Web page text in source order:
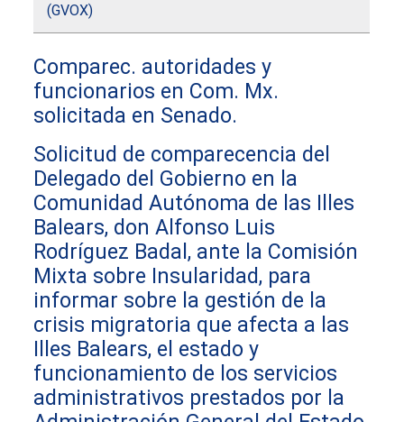
(GVOX)
Comparec. autoridades y
funcionarios en Com. Mx.
solicitada en Senado.
Solicitud de comparecencia del
Delegado del Gobierno en la
Comunidad Autónoma de las Illes
Balears, don Alfonso Luis
Rodríguez Badal, ante la Comisión
Mixta sobre Insularidad, para
informar sobre la gestión de la
crisis migratoria que afecta a las
Illes Balears, el estado y
funcionamiento de los servicios
administrativos prestados por la